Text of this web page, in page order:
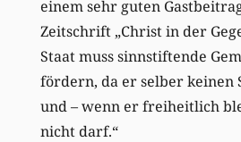
einem sehr guten
Zeitschrift „Christ in der
Staat muss sinnstiftende
fördern, da er selber keinen
und – wenn er freiheitlich
nicht darf.“